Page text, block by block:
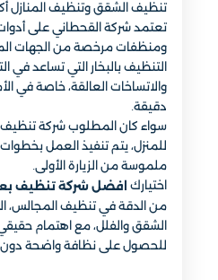
تنظيف الشقق وتنظيف المنازل
تعتمد شركة القحطاني على
ومنظفات مرخصة من الجهات
التنظيف بالبخار التي تساعد في
والاتساخات العالقة، خاصة في
دقيقة.
سواء كان المطلوب شركة تنظيف
للمنزل، يتم تنفيذ العمل
ملموسة من الزيارة الأولى.
اختيارك افضل شركة تنظيف
من الدقة في تنظيف المجالس،
الشقق والفلل، مع اهتمام
للحصول على نظافة واضحة دون